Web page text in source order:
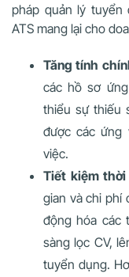
pháp quản lý tuyển
ATS mang lại cho
Tăng tính
các hồ sơ
thiểu sự thiếu
được các ứng
việc.
Tiết kiệm
gian và chi phí
động hóa các
sàng lọc CV,
tuyển dụng.